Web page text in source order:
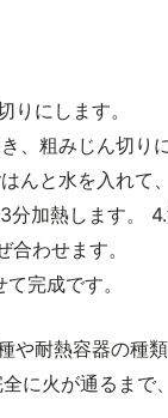
りにします。
、粗みじん切りに
んと水を入れて
加熱します。
わせます。
完成です。
や耐熱容器の種
に火が通るま